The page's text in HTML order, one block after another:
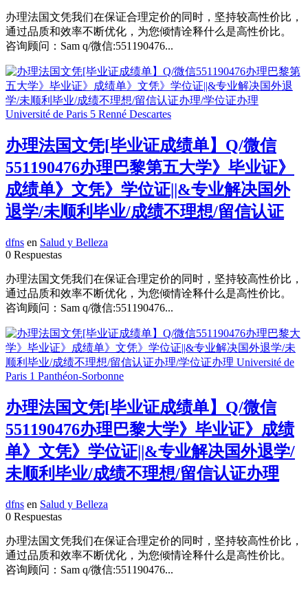
办理法国文凭我们在保证合理定价的同时，坚持较高性价比，
通过品质和效率不断优化，为您倾情诠释什么是高性价比。
咨询顾问：Sam q/微信:551190476...
办理法国文凭[毕业证成绩单】Q/微信
551190476办理巴黎第五大学》毕业证》
成绩单》文凭》学位证||&专业解决国外
退学/未顺利毕业/成绩不理想/留信认证
dfns en Salud y Belleza
0 Respuestas
办理法国文凭我们在保证合理定价的同时，坚持较高性价比，
通过品质和效率不断优化，为您倾情诠释什么是高性价比。
咨询顾问：Sam q/微信:551190476...
办理法国文凭[毕业证成绩单】Q/微信
551190476办理巴黎大学》毕业证》成绩
单》文凭》学位证||&专业解决国外退学/
未顺利毕业/成绩不理想/留信认证办理
dfns en Salud y Belleza
0 Respuestas
办理法国文凭我们在保证合理定价的同时，坚持较高性价比，
通过品质和效率不断优化，为您倾情诠释什么是高性价比。
咨询顾问：Sam q/微信:551190476...